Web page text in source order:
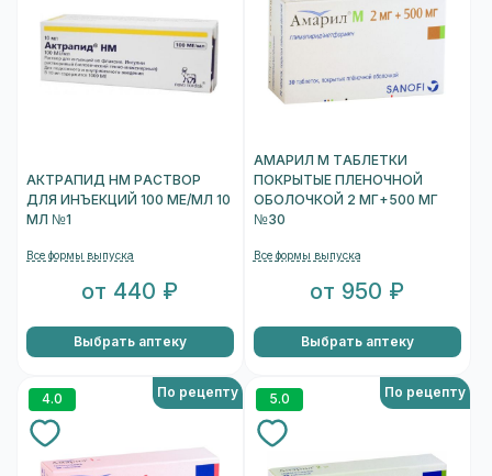
АКТРАПИД НМ РАСТВОР
ДЛЯ ИНЪЕКЦИЙ 100 МЕ/МЛ 10
МЛ №1
Все формы выпуска
от 440 ₽
Выбрать аптеку
АМАРИЛ М ТАБЛЕТКИ
ПОКРЫТЫЕ ПЛЕНОЧНОЙ
ОБОЛОЧКОЙ 2 МГ+500 МГ
№30
Все формы выпуска
от 950 ₽
Выбрать аптеку
4.0 По рецепту 5.0 По рецепту